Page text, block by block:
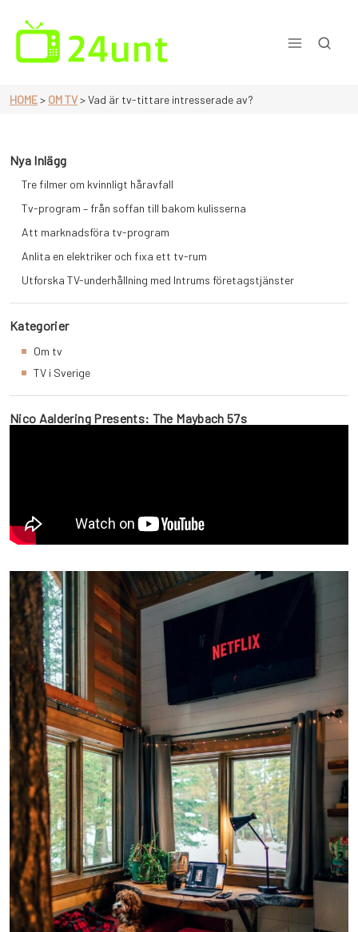
content
HOME> OM TV>Vad är tv-tittare intresserade av?
Nya Inlägg
Tre filmer om kvinnligt håravfall
Tv-program – från soffan till bakom kulisserna
Att marknadsföra tv-program
Anlita en elektriker och fixa ett tv-rum
Utforska TV-underhållning med Intrums företagstjänster
Kategorier
Om tv
TV i Sverige
Nico Aaldering Presents: The Maybach 57s